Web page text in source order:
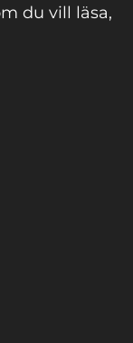
du vill läsa,